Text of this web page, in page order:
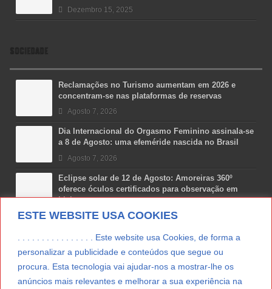
ESTE WEBSITE USA COOKIES
. . . . . . . . . . . . . . . . Este website usa Cookies, de forma a
personalizar a publicidade e conteúdos que segue ou
procura. Esta tecnologia vai ajudar-nos a mostrar-lhe os
anúncios mais relevantes e melhorar a sua experiência na
Dezembro 15, 2025
SOCIEDADE
Reclamações no Turismo aumentam em 2026 e
concentram-se nas plataformas de reservas
Agosto 7, 2026
Dia Internacional do Orgasmo Feminino assinala-se
a 8 de Agosto: uma efeméride nascida no Brasil
Agosto 7, 2026
Eclipse solar de 12 de Agosto: Amoreiras 360º
oferece óculos certificados para observação em
Lisboa
Agosto 7, 2026
Lua Afonso vence prémio internacional de liderança
Agosto 7, 2026
Preparar o carro para as férias de Verão